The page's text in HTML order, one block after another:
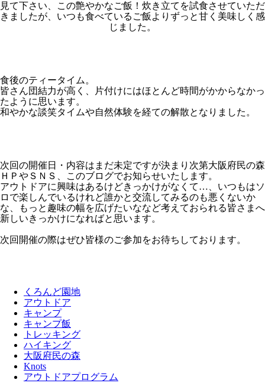
見て下さい、この艶やかなご飯！炊き立てを試食させていただ
きましたが、いつも食べているご飯よりずっと甘く美味しく感
じました。
食後のティータイム。
皆さん団結力が高く、片付けにはほとんど時間がかからなかっ
たように思います。
和やかな談笑タイムや自然体験を経ての解散となりました。
次回の開催日・内容はまだ未定ですが決まり次第大阪府民の森
ＨＰやＳＮＳ、このブログでお知らせいたします。
アウトドアに興味はあるけどきっかけがなくて…、いつもはソ
ロで楽しんでいるけれど誰かと交流してみるのも悪くないか
な、もっと趣味の幅を広げたいななど考えておられる皆さまへ
新しいきっかけになればと思います。
次回開催の際はぜひ皆様のご参加をお待ちしております。
くろんど園地
アウトドア
キャンプ
キャンプ飯
トレッキング
ハイキング
大阪府民の森
Knots
アウトドアプログラム